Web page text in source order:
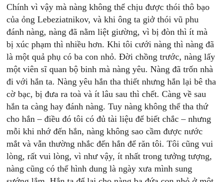
Chính vì vậy mà nàng không thể chịu được thói thô bạo
của ỏng Lebeziatnikov, và khi ông ta giở thói vũ phu
đánh nàng, nàng đã nằm liệt giường, vì bị đòn thì ít mà
bị xúc phạm thì nhiều hơn. Khi tôi cưới nàng thì nàng đã
là một quả phụ có ba con nhỏ. Đời chồng trước, nàng lấy
một viên sĩ quan bộ binh mà nàng yêu. Nàng đã trốn nhà
đi với hắn ta. Nàng yêu hắn tha thiết nhưng hắn lại bê tha
cờ bạc, bị đưa ra toà và ít lâu sau thì chết. Càng về sau
hắn ta càng hay đánh nàng. Tuy nàng không thể tha thứ
cho hắn – điều đó tôi có đủ tài liệu để biết chắc – nhưng
mỗi khi nhớ đến hắn, nàng không sao cầm được nước
mắt và vẫn thường nhắc đến hắn để răn tôi. Tôi cũng vui
lòng, rất vui lòng, vì như vậy, ít nhất trong tưởng tượng,
nàng cũng có thể hình dung là ngày xưa mình sung